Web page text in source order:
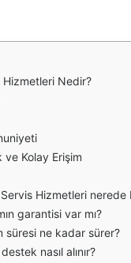
Hizmetleri Nedir?
ve Kolay Erişim
Hizmetleri nerede
garantisi var mı?
süresi ne kadar sürer?
nasıl alınır?